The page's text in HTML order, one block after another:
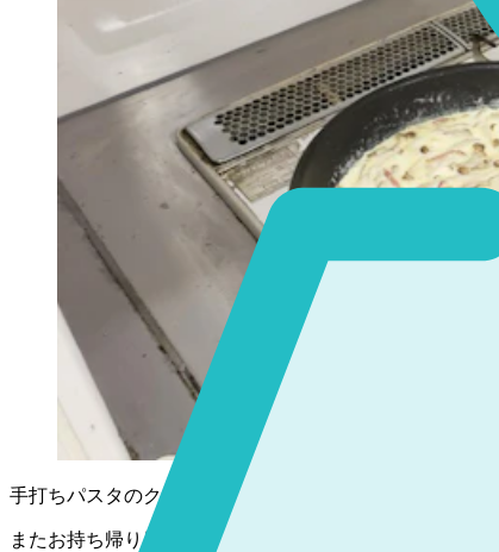
手打ちパスタのクリームソース、鶏肉のカツ、オリジナ
またお持ち帰り用にSEIKARY（パティシエ選択のパン